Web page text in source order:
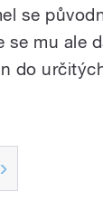
se
se mu ale
do